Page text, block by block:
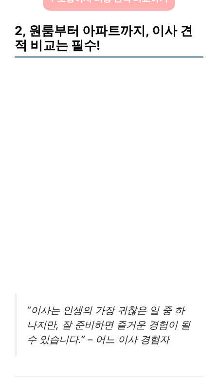
2, 원룸부터 아파트까지, 이사 견
적 비교는 필수!
“이사는 인생의 가장 귀찮은 일 중 하
나지만, 잘 준비하면 즐거운 경험이 될
수 있습니다.” – 어느 이사 경험자